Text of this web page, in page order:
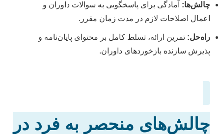
چالش‌ها: آمادگی برای پاسخگویی به سوالات داوران و
اعمال اصلاحات لازم در مدت زمان مقرر.
راه‌حل: تمرین ارائه، تسلط کامل بر محتوای پایان‌نامه و
پذیرش سازنده بازخوردهای داوران.
چالش‌های منحصر به فرد در